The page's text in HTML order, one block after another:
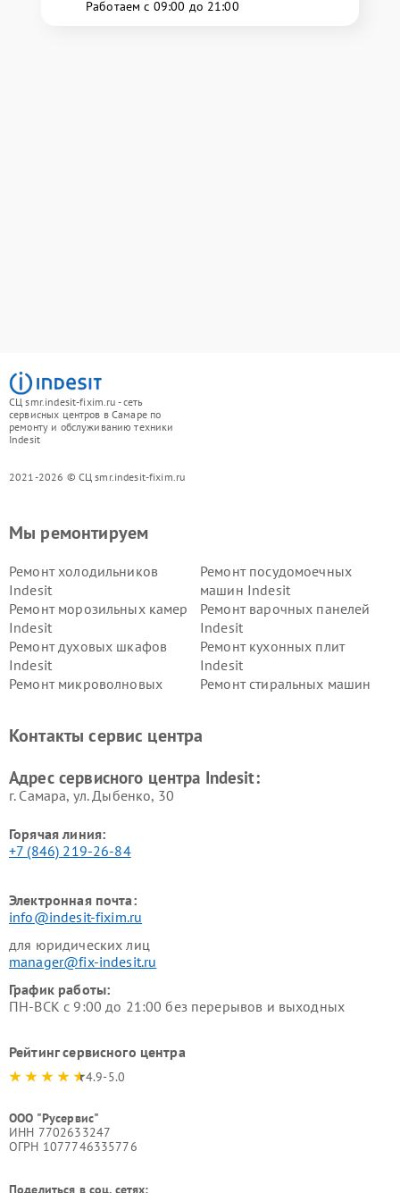
Работаем с 09:00 до 21:00
СЦ smr.indesit-fixim.ru - сеть
сервисных центров в Самаре по
ремонту и обслуживанию техники
Indesit
2021-2026 © СЦ smr.indesit-fixim.ru
Мы ремонтируем
Ремонт холодильников
Indesit
Ремонт посудомоечных
машин Indesit
Ремонт морозильных камер
Indesit
Ремонт варочных панелей
Indesit
Ремонт духовых шкафов
Indesit
Ремонт кухонных плит
Indesit
Ремонт микроволновых
Ремонт стиральных машин
Indesit
Indesit
Контакты сервис центра
Адрес сервисного центра Indesit:
г. Самара, ул. Дыбенко, 30
Горячая линия:
+7 (846) 219-26-84
Электронная почта:
info@indesit-fixim.ru
для юридических лиц
manager@fix-indesit.ru
График работы:
ПН-ВСК с 9:00 до 21:00 без перерывов и выходных
Рейтинг сервисного центра
4.9-5.0
ООО "Русервис"
ИНН 7702633247
ОГРН 1077746335776
Поделиться в соц. сетях: